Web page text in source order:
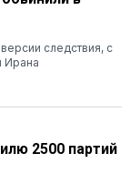
следствия, с
Ирана
2500 партий